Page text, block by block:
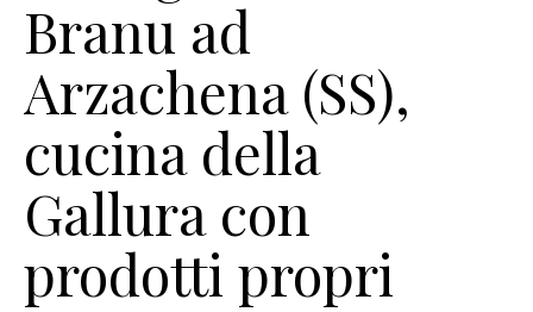
Branu ad
Arzachena (SS),
cucina della
Gallura con
prodotti propri